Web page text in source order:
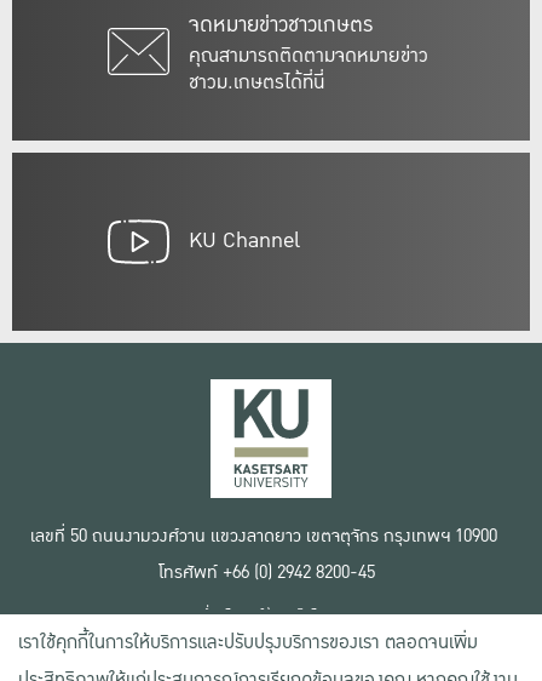
จดหมายข่าวชาวเกษตร
คุณสามารถติดตามจดหมายข่าว
ชาวม.เกษตรได้ที่นี่
KU Channel
เลขที่ 50 ถนนงามวงศ์วาน แขวงลาดยาว เขตจตุจักร กรุงเทพฯ 10900
โทรศัพท์ +66 (0) 2942 8200-45
เงื่อนไขการใช้งานเว็บไซต์
ข้อตกลงด้านสิทธิ์ใช้งาน
นโยบายความเป็นส่วนตัว
เราใช้คุกกี้ในการให้บริการและปรับปรุงบริการของเรา ตลอดจนเพิ่ม